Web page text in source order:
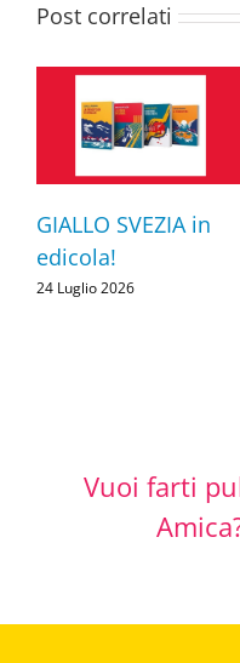
Post correlati
GIALLO SVEZIA in
edicola!
24 Luglio 2026
Vuoi farti